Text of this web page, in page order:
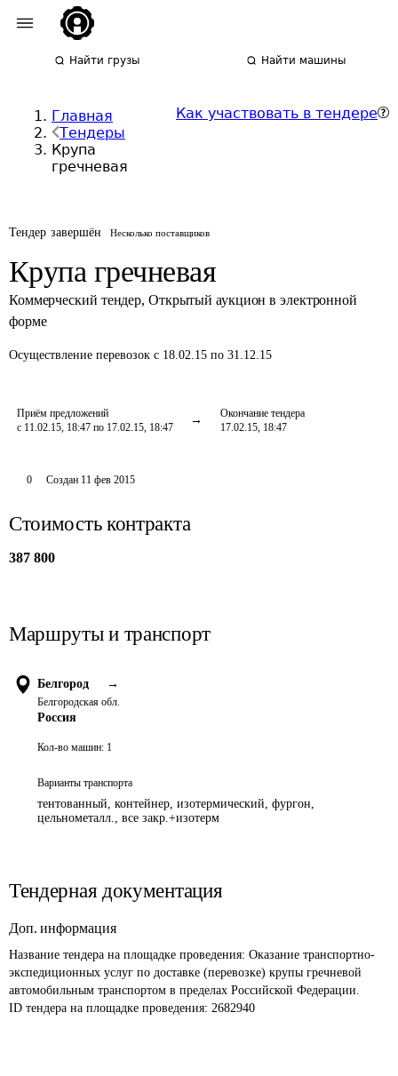
Найти грузы Найти машины
Главная
Тендеры
Крупа
гречневая
Как участвовать в тендере
Тендер завершён Несколько поставщиков
Крупа гречневая
Коммерческий тендер, Открытый аукцион в электронной
форме
Осуществление перевозок с 18.02.15 по 31.12.15
Приём предложений
с 11.02.15, 18:47 по 17.02.15, 18:47
Окончание тендера
17.02.15, 18:47
0 Создан 11 фев 2015
Стоимость контракта
387 800
Маршруты и транспорт
Белгород →
Белгородская обл.
Россия
Кол-во машин: 1
Варианты транспорта
тентованный, контейнер, изотермический, фургон,
цельнометалл., все закр.+изотерм
Тендерная документация
Доп. информация
Название тендера на площадке проведения: Оказание транспортно-
экспедиционных услуг по доставке (перевозке) крупы гречневой
автомобильным транспортом в пределах Российской Федерации.
ID тендера на площадке проведения: 2682940